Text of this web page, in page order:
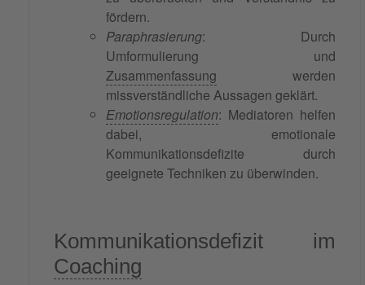
fördern.
Paraphrasierung: Durch
Umformulierung und
Zusammenfassung werden
missverständliche Aussagen geklärt.
Emotionsregulation: Mediatoren helfen
dabei, emotionale
Kommunikationsdefizite durch
geeignete Techniken zu überwinden.
Kommunikationsdefizit im
Coaching